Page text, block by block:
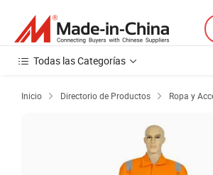
Todas las Categorías
Inicio  Directorio de Productos  Ropa y